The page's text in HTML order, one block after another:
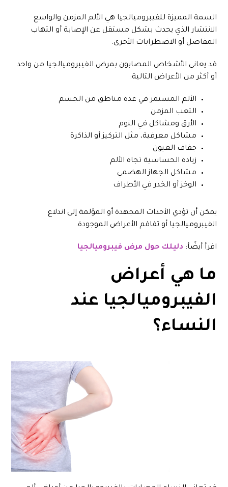
السمة المميزة للفيبروميالجيا هي الألم المزمن والواسع
الانتشار الذي يحدث بشكل مستقل عن الإصابة أو التهاب
المفاصل أو الاضطرابات الأخرى.
قد يعاني الأشخاص المصابون بمرض الفيبروميالجيا من واحد
أو أكثر من الأعراض التالية:
الألم المستمر في عدة مناطق من الجسم
التعب المزمن
الأرق ومشاكل في النوم
مشاكل معرفية، مثل التركيز أو الذاكرة
جفاف العيون
زيادة الحساسية تجاه الألم
مشاكل الجهاز الهضمي
الوخز أو الخدر في الأطراف
يمكن أن تؤدي الأحداث المجهدة أو المؤلمة إلى اندلاع
الفيبروميالجيا أو تفاقم الأعراض الموجودة.
اقرأ أيضًأ: دليلك حول مرض فيبروميالجيا
ما هي أعراض
الفيبروميالجيا عند
النساء؟